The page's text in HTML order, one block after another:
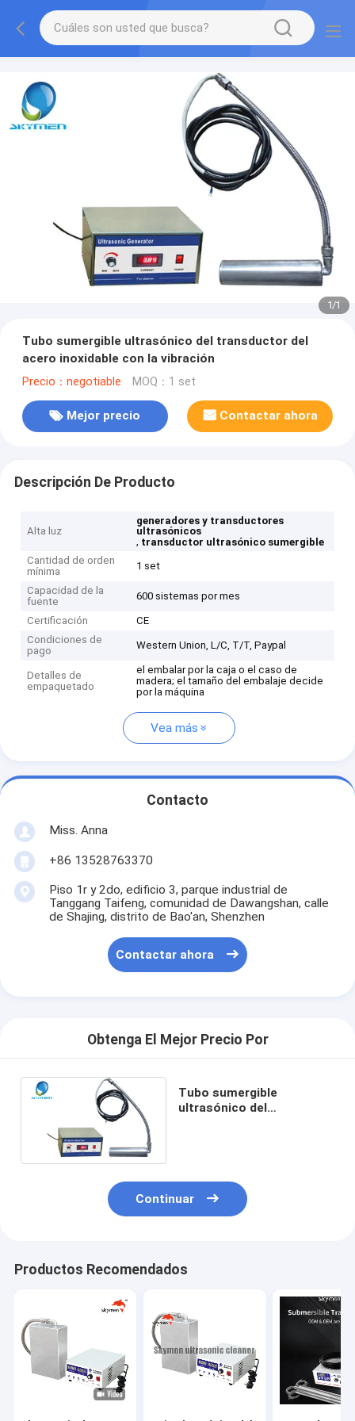
1/1
Tubo sumergible ultrasónico del transductor del
acero inoxidable con la vibración
Precio：negotiable MOQ：1 set
Mejor precio Contactar ahora
Descripción De Producto
Alta luz
generadores y transductores
ultrasónicos
, transductor ultrasónico sumergible
Cantidad de orden
mínima
1 set
Capacidad de la
fuente
600 sistemas por mes
Certificación
CE
Condiciones de
pago
Western Union, L/C, T/T, Paypal
Detalles de
empaquetado
el embalar por la caja o el caso de
madera; el tamaño del embalaje decide
por la máquina
Vea más
Contacto
Miss. Anna
+86 13528763370
Piso 1r y 2do, edificio 3, parque industrial de
Tanggang Taifeng, comunidad de Dawangshan, calle
de Shajing, distrito de Bao'an, Shenzhen
Contactar ahora
Obtenga El Mejor Precio Por
Tubo sumergible
ultrasónico del
Continuar
Productos Recomendados